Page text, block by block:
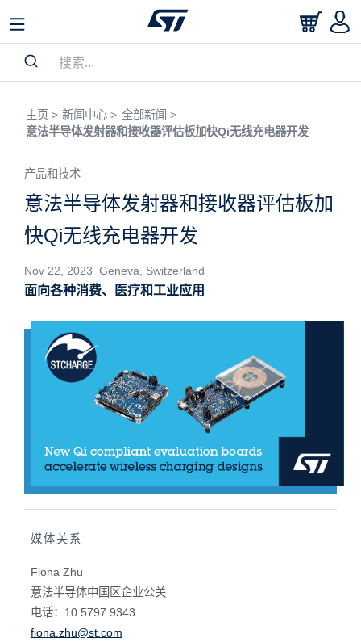
主页 > 新闻中心 > 全部新闻 >
意法半导体发射器和接收器评估板加快Qi无线充电器开发
产品和技术
意法半导体发射器和接收器评估板加
快Qi无线充电器开发
Nov 22, 2023 Geneva, Switzerland
面向各种消费、医疗和工业应用
媒体关系
Fiona Zhu
意法半导体中国区企业公关
电话：10 5797 9343
fiona.zhu@st.com